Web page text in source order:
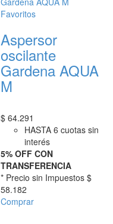
Favoritos
Aspersor
oscilante
Gardena AQUA
M
$ 64.291
HASTA 6 cuotas sin
interés
5% OFF CON
TRANSFERENCIA
* Precio sin Impuestos $
58.182
Comprar